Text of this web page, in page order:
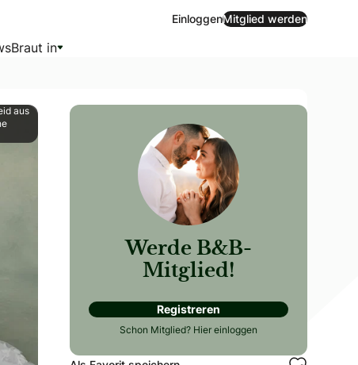
EinloggenMitglied werden
Braut in
sowie an die Kunstwerke, die ihre Schönheit
aus
Werde B&B-
Mitglied!
Registreren
Schon Mitglied? Hier einloggen